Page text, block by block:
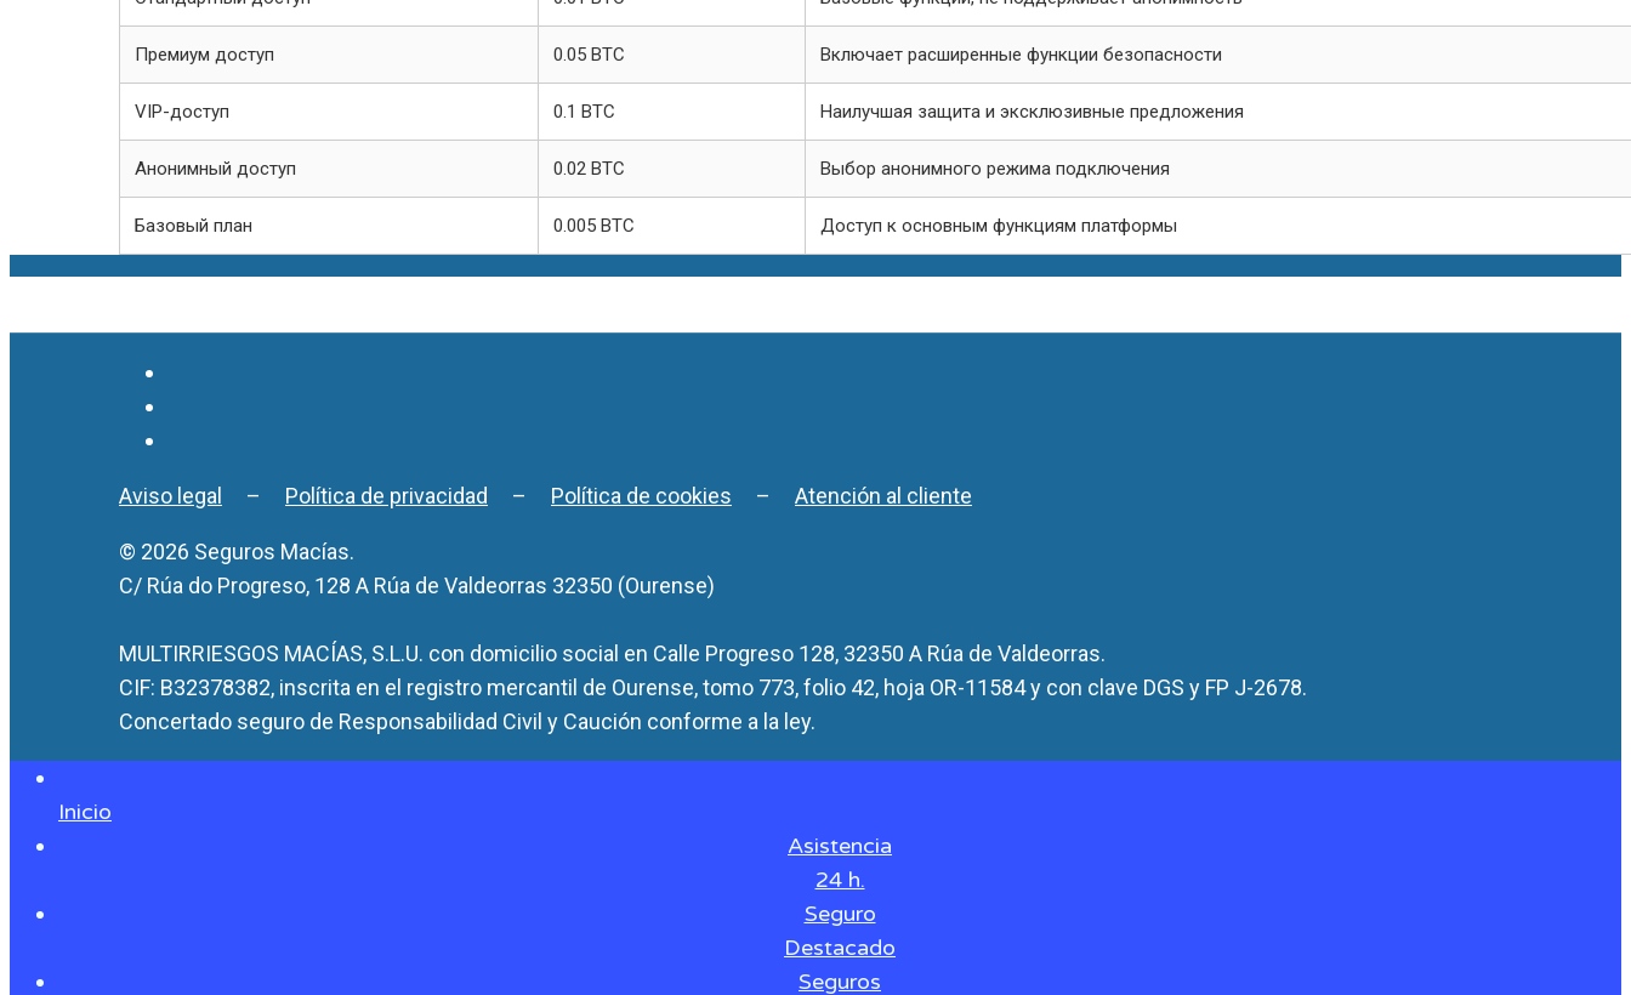
Премиум доступ 0.05 BTC Включает расширенные функции безопасности
VIP-доступ 0.1 BTC Наилучшая защита и эксклюзивные предложения
Анонимный доступ 0.02 BTC Выбор анонимного режима подключения
Базовый план 0.005 BTC Доступ к основным функциям платформы
Aviso legal – Política de privacidad – Política de cookies – Atención al cliente
© 2026 Seguros Macías.
C/ Rúa do Progreso, 128 A Rúa de Valdeorras 32350 (Ourense)
MULTIRRIESGOS MACÍAS, S.L.U. con domicilio social en Calle Progreso 128, 32350 A Rúa de Valdeorras.
CIF: B32378382, inscrita en el registro mercantil de Ourense, tomo 773, folio 42, hoja OR-11584 y con clave DGS y FP J-2678.
Concertado seguro de Responsabilidad Civil y Caución conforme a la ley.
Inicio
Asistencia
24 h.
Seguro
Destacado
Seguros